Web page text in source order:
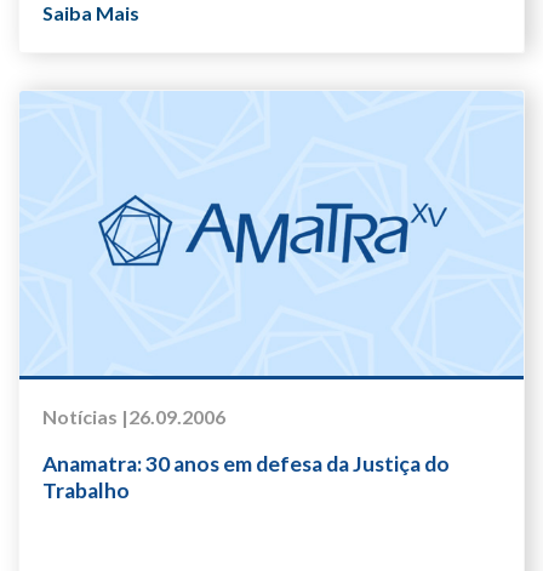
Saiba Mais
Notícias |26.09.2006
Anamatra: 30 anos em defesa da Justiça do
Trabalho